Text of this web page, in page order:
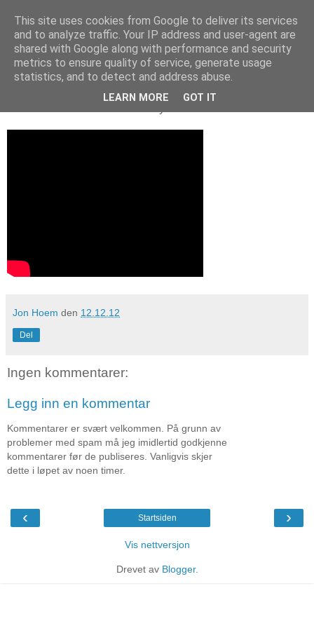
12. desember 2012
Vinterstemning
Jon Hoem den 12.12.12
Del
Ingen kommentarer:
Legg inn en kommentar
Kommentarer er svært velkommen. På grunn av
problemer med spam må jeg imidlertid godkjenne
kommentarer før de publiseres. Vanligvis skjer
dette i løpet av noen timer.
‹ ›
Startsiden
Vis nettversjon
Drevet av Blogger.
This site uses cookies from Google to deliver its services
and to analyze traffic. Your IP address and user-agent are
shared with Google along with performance and security
metrics to ensure quality of service, generate usage
statistics, and to detect and address abuse.
LEARN MORE GOT IT